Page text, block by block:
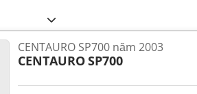
CENTAURO SP700 năm 2003
CENTAUROSP700